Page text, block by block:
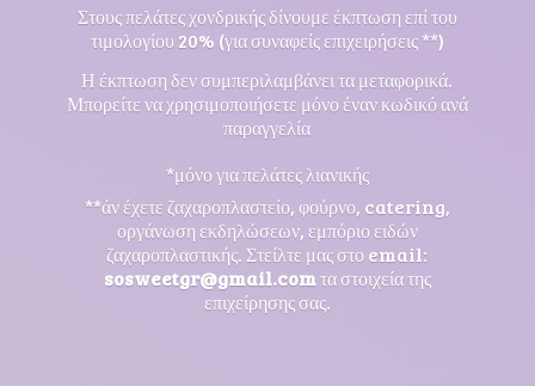
Στους πελάτες χονδρικής δίνουμε έκπτωση επί του
τιμολογίου 20% (για συναφείς επιχειρήσεις **)
Η έκπτωση δεν συμπεριλαμβάνει τα μεταφορικά.
Μπορείτε να χρησιμοποιήσετε μόνο έναν κωδικό ανά
παραγγελία
*μόνο για πελάτες λιανικής
**άν έχετε ζαχαροπλαστείο, φούρνο, catering,
οργάνωση εκδηλώσεων, εμπόριο ειδών
ζαχαροπλαστικής. Στείλτε μας στο email:
sosweetgr@gmail.comτα στοιχεία της
επιχείρησης σας.